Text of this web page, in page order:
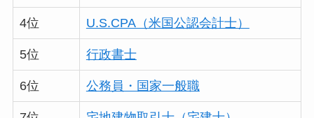
4位 U.S.CPA（米国公認会計士）
5位 行政書士
6位 公務員・国家一般職